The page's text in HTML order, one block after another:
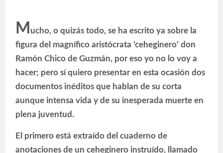
M ucho, o quizás todo, se ha escrito ya sobre la
figura del magnífico aristócrata ‘ceheginero’ don
Ramón Chico de Guzmán, por eso yo no lo voy a
hacer; pero sí quiero presentar en esta ocasión dos
documentos inéditos que hablan de su corta
aunque intensa vida y de su inesperada muerte en
plena juventud.
El primero está extraído del cuaderno de
anotaciones de un ceheginero instruído, llamado